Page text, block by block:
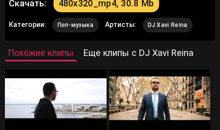
Скачать: 480x320_mp4, 30.8 Mb
Категории: Поп-музыка Артисты: DJ Xavi Reina
Похожие клипы Еще клипы с DJ Xavi Reina